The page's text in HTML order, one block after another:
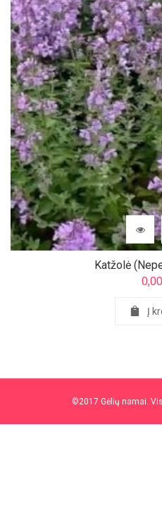
Katžolė
0,00
Į
©2017 Gėlių namai.